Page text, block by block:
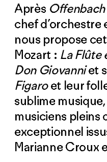
Après
chef d’orchestre
nous propose
Mozart : La Flûte
Don Giovanniet
Figaroet leur
sublime
musiciens pleins
exceptionnel
Marianne Croux